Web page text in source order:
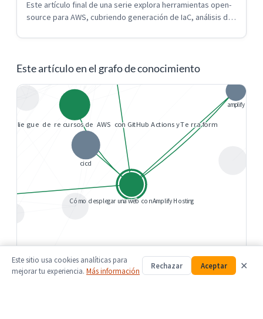
Este artículo final de una serie explora herramientas open-
source para AWS, cubriendo generación de IaC, análisis de
Este artículo en el grafo de conocimiento
Este sitio usa cookies analíticas para
mejorar tu experiencia. Más información
Rechazar Aceptar ✕